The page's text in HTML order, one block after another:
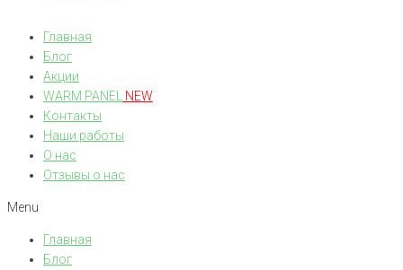
Главная
Блог
Акции
WARM PANEL
NEW
Контакты
Наши работы
О нас
Отзывы о нас
Menu
Главная
Блог